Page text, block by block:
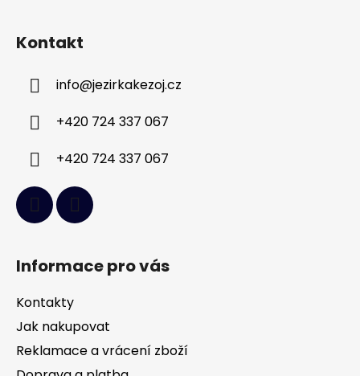
Kontakt
info@jezirkakezoj.cz
+420 724 337 067
+420 724 337 067
Informace pro vás
Kontakty
Jak nakupovat
Reklamace a vrácení zboží